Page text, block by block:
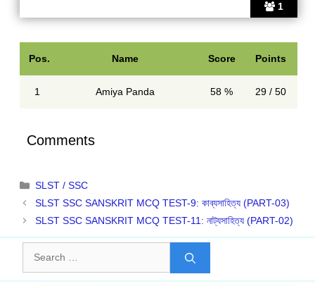
1
Pos. Name Score Points
1 Amiya Panda 58 % 29 / 50
Comments
Categories
SLST / SSC
SLST SSC SANSKRIT MCQ TEST-9: কাব্যসাহিত্য (PART-03)
SLST SSC SANSKRIT MCQ TEST-11: নাট্যসাহিত্য (PART-02)
for: